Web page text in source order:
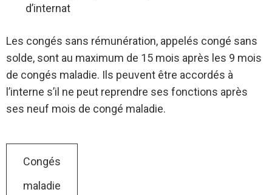
d’internat
Les congés sans rémunération, appelés congé sans
solde, sont au maximum de 15 mois après les 9 mois
de congés maladie. Ils peuvent être accordés à
l’interne s’il ne peut reprendre ses fonctions après
ses neuf mois de congé maladie.
Congés
maladie